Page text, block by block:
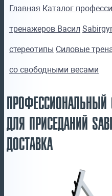
Главная Каталог
тренажеров Васил
стереотипы Силовые
со свободными весами
ПРОФЕССИОНАЛЬНЫЙ
ДЛЯ ПРИСЕДАНИЙ
ДОСТАВКА